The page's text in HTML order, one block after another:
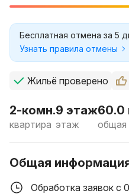
Бесплатная отмена за 5
Узнать правила отмены
Жильё проверено
2-комн.
квартира
9 этаж
этаж
60.0
общая
Общая
Обработка заявок с